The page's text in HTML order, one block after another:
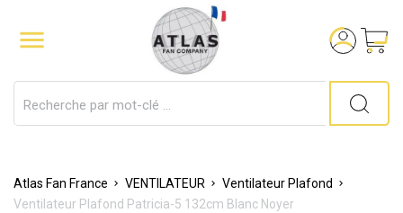

Atlas Fan France VENTILATEUR
Ventilateur Plafond
Ventilateur Plafond Patricia-5 132cm Blanc Noyer